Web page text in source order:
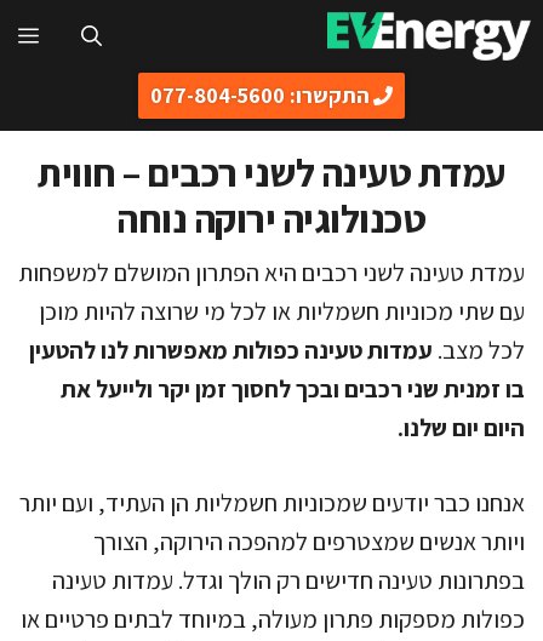
לדלג
לתוכן
התקשרו: 077-804-5600
עמדת טעינה לשני רכבים – חווית
טכנולוגיה ירוקה נוחה
עמדת טעינה לשני רכבים היא הפתרון המושלם למשפחות
עם שתי מכוניות חשמליות או לכל מי שרוצה להיות מוכן
לכל מצב. עמדות טעינה כפולות מאפשרות לנו להטעין
בו זמנית שני רכבים ובכך לחסוך זמן יקר ולייעל את
היום יום שלנו.
אנחנו כבר יודעים שמכוניות חשמליות הן העתיד, ועם יותר
ויותר אנשים שמצטרפים למהפכה הירוקה, הצורך
בפתרונות טעינה חדישים רק הולך וגדל. עמדות טעינה
כפולות מספקות פתרון מעולה, במיוחד לבתים פרטיים או